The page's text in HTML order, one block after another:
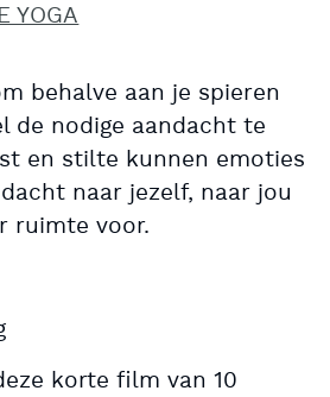
YOGA
behalve aan je spieren
de nodige aandacht te
en stilte kunnen emoties
naar jezelf, naar jou
ruimte voor.
korte film van 10